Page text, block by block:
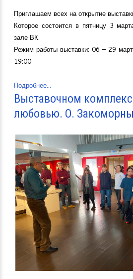
Приглашаем всех на открытие
Которое состоится в пятницу 3
зале ВК.
Режим работы выставки: 06 – 29
19:00
Подробнее...
Выставочном
любовью. О.